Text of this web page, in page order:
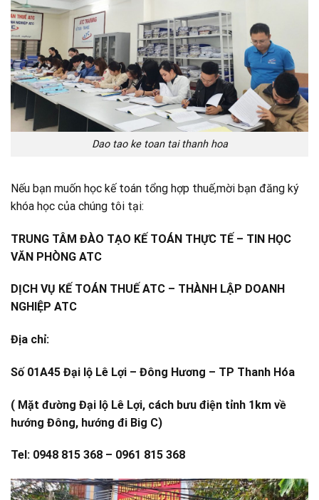
Dao tao ke toan tai thanh hoa
Nếu bạn muốn học kế toán tổng hợp thuế,mời bạn đăng ký
khóa học của chúng tôi tại:
TRUNG TÂM ĐÀO TẠO KẾ TOÁN THỰC TẾ – TIN HỌC
VĂN PHÒNG ATC
DỊCH VỤ KẾ TOÁN THUẾ ATC – THÀNH LẬP DOANH
NGHIỆP ATC
Địa chỉ:
Số 01A45 Đại lộ Lê Lợi – Đông Hương – TP Thanh Hóa
( Mặt đường Đại lộ Lê Lợi, cách bưu điện tỉnh 1km về
hướng Đông, hướng đi Big C)
Tel: 0948 815 368 – 0961 815 368